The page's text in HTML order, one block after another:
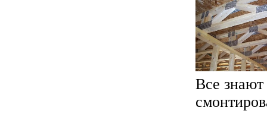
Все знают